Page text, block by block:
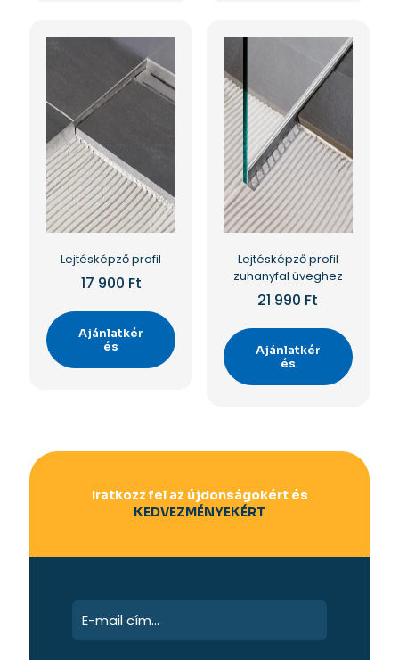
Lejtésképző profil
17 900 Ft
Ajánlatkér
és
Lejtésképző profil
zuhanyfal üveghez
21 990 Ft
Ajánlatkér
és
Iratkozz fel az újdonságokért és
KEDVEZMÉNYEKÉRT